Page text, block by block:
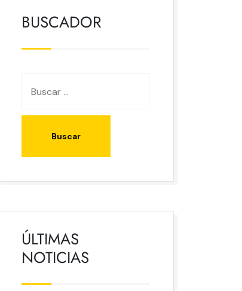
BUSCADOR
ÚLTIMAS
NOTICIAS